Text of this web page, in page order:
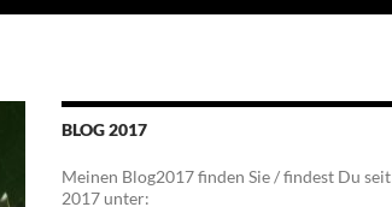
BLOG 2017
Meinen Blog2017 finden Sie / findest Du seit
2017 unter: